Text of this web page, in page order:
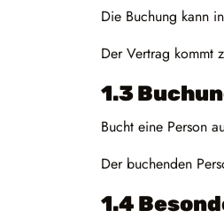
Die Buchung kann
Der Vertrag kommt
1.3
Bucht eine Person
Der buchenden
1.4